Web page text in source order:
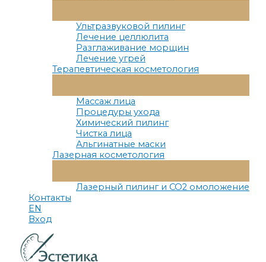
Меню
Ультразвуковой пилинг
Лечение целлюлита
Разглаживание морщин
Лечение угрей
Терапевтическая косметология
Меню
Массаж лица
Процедуры ухода
Химический пилинг
Чистка лица
Альгинатные маски
Лазерная косметология
Меню
Лазерный пилинг и СО2 омоложение
Контакты
EN
Вход